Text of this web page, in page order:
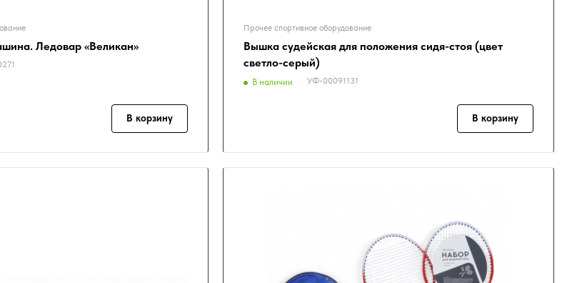
Ледовар «Великан»
В корзину
Прочее спортивное оборудование
Вышка судейская для положения сидя-стоя (цвет
светло-серый)
В наличии УФ-00091131
В корзину